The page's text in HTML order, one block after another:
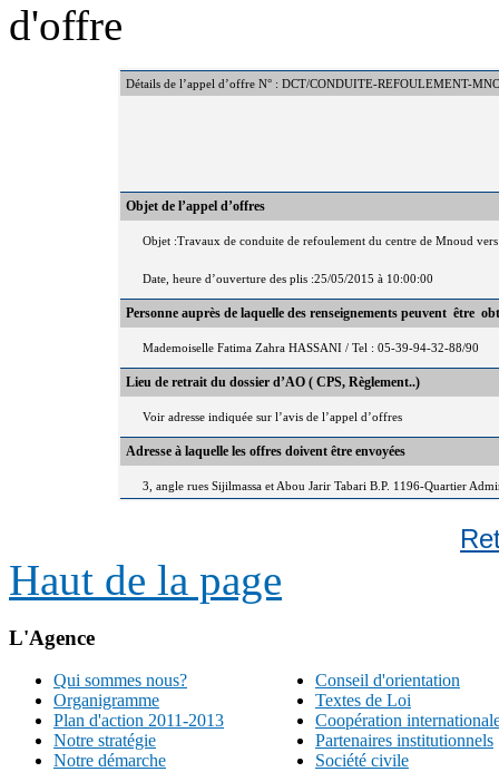
d'offre
Détails de l’appel d’offre N° : DCT/CONDUITE-REFOULEMENT-
Objet de l’appel d’offres
Objet :Travaux de conduite de refoulement du centre de Mnoud
Date, heure d’ouverture des plis :25/05/2015 à 10:00:00
Personne auprès de laquelle des renseignements peuvent être
Mademoiselle Fatima Zahra HASSANI / Tel : 05-39-94-32-88/90
Lieu de retrait du dossier d’AO ( CPS, Règlement..)
Voir adresse indiquée sur l’avis de l’appel d’offres
Adresse à laquelle les offres doivent être envoyées
3, angle rues Sijilmassa et Abou Jarir Tabari B.P. 1196-Quartier
Haut de la page
L'Agence
Qui sommes nous?
Organigramme
Plan d'action 2011-2013
Notre stratégie
Notre démarche
Conseil d'orientation
Textes de Loi
Coopération
Partenaires institutionnels
Société civile